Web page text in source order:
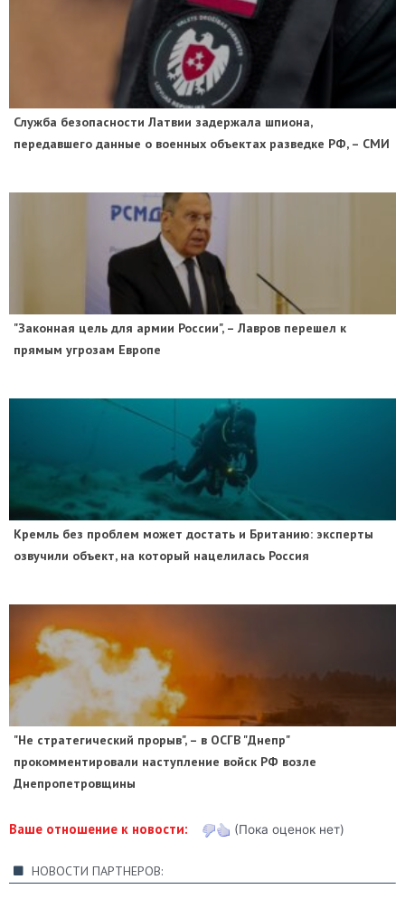
Служба безопасности Латвии задержала шпиона,
передавшего данные о военных объектах разведке РФ, – СМИ
"Законная цель для армии России", – Лавров перешел к
прямым угрозам Европе
​Кремль без проблем может достать и Британию: эксперты
озвучили объект, на который нацелилась Россия
"Не стратегический прорыв", – в ОСГВ "Днепр"
прокомментировали наступление войск РФ возле
Днепропетровщины
Ваше отношение к новости: (Пока оценок нет)
НОВОСТИ ПАРТНЕРОВ: